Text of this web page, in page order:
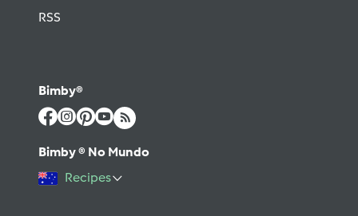
RSS
Bimby®
Bimby ® No Mundo
Recipes